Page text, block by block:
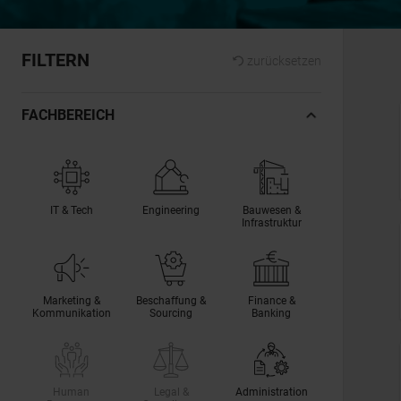
FILTERN zurücksetzen
FACHBEREICH
IT & Tech Engineering
Bauwesen &
Infrastruktur
Marketing &
Kommunikation
Beschaffung &
Sourcing
Finance &
Banking
Human
Legal &
Administration